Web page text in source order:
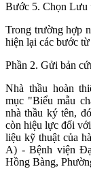
Bước 5. Chọn Lưu
Trong trường hợp
hiện lại các bước
Phần 2. Gửi bản
Nhà thầu hoàn
mục "Biểu mẫu
nhà thầu ký tên,
còn hiệu lực đối
liệu kỹ thuật của
A) - Bệnh viện
Hồng Bàng,